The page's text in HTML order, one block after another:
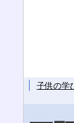
子供の学